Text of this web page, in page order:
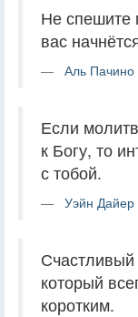
Не спешите
вас
Аль Пачино
Если
к Богу, то
с тобой.
Уэйн Дайер
Счастливый
который
коротким.